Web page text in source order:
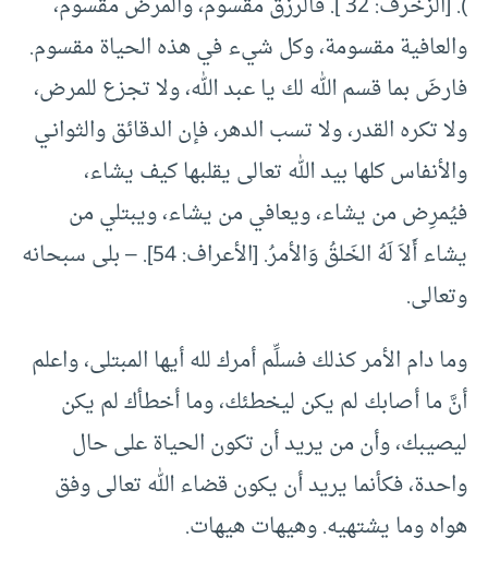
والعافية مقسومة، وكل شيء في هذه الحياة مقسوم.
فارضَ بما قسم الله لك يا عبد الله، ولا تجزع للمرض،
ولا تكره القدر، ولا تسب الدهر، فإن الدقائق والثوانـي
والأنفاس كلها بيد الله تعالى يقلبها كيف يشاء،
فيُمرِض من يشاء، ويعافي من يشاء، ويبتلي من
يشاء أَلاَ لَهُ الخَلقُ وَالأمرُ. [الأعراف: 54]. – بلى سبحانه
وتعالى.
وما دام الأمر كذلك فسلِّم أمرك لله أيها المبتلى، واعلم
أنَّ ما أصابك لم يكن ليخطئك، وما أخطأك لم يكن
ليصيبك، وأن من يريد أن تكون الحياة على حال
واحدة، فكأنما يريد أن يكون قضاء الله تعالى وفق
هواه وما يشتهيه. وهيهات هيهات.